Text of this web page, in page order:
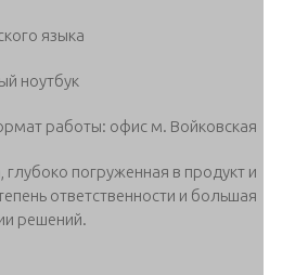
языка
ноутбук
работы: офис м. Войковская
погруженная в продукт и
ответственности и большая
решений.